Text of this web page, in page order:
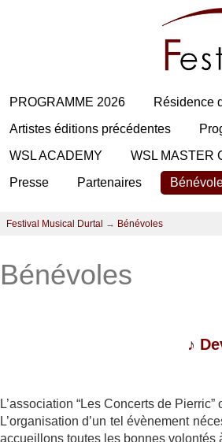
PROGRAMME 2026
Résidence
Artistes éditions précédentes
WSL ACADEMY
WSL MASTER
Presse
Partenaires
Festival Musical Durtal → Bénévoles
Bénévoles
♪
L’association “Les Concerts de
L’organisation d’un tel évènement
accueillons toutes les bonnes volontés